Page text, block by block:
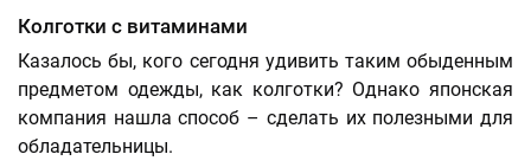
Колготки с витаминами
Казалось бы, кого сегодня удивить таким обыденным
предметом одежды, как колготки? Однако японская
компания нашла способ – сделать их полезными для
обладательницы.